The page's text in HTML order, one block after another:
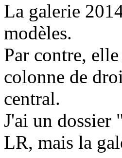
La galerie
modèles.
Par contre,
colonne de
central.
J'ai un dossier
LR, mais la